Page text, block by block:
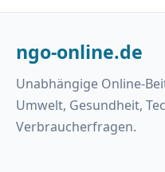
ngo-online.de
Unabhängige Online-
Umwelt, Gesundheit,
Verbraucherfragen.